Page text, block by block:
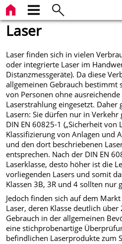
Laser
Laser finden sich in vielen
oder integrierte Laser im
Distanzmessgeräte). Da diese
allgemeinen Gebrauch bestimmt
von Personen ohne
Laserstrahlung eingesetzt.
Lasern: Sie dürfen nur in
DIN EN 60825-1 („Sicherheit von
Klassifizierung von Anlagen und
und den dort beschriebenen
entsprechen. Nach der DIN EN
Laserklasse, desto höher ist die
vorliegenden Lasers und somit
Klassen 3B, 3R und 4 sollten nur
Jedoch finden sich auf dem
Laser, deren Klasse deutlich
Gebrauch in der allgemeinen
eine stichprobenartige
befindlichen Laserprodukte zum